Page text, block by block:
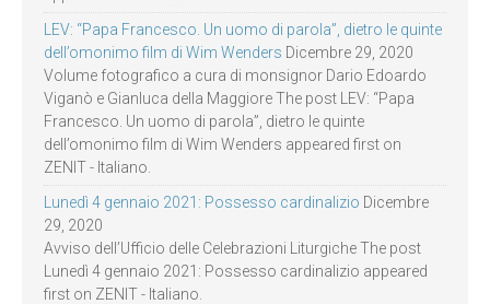
LEV: “Papa Francesco. Un uomo di parola”, dietro le quinte
dell’omonimo film di Wim Wenders Dicembre 29, 2020
Volume fotografico a cura di monsignor Dario Edoardo
Viganò e Gianluca della Maggiore The post LEV: “Papa
Francesco. Un uomo di parola”, dietro le quinte
dell’omonimo film di Wim Wenders appeared first on
ZENIT - Italiano.
Lunedì 4 gennaio 2021: Possesso cardinalizio Dicembre
29, 2020
Avviso dell’Ufficio delle Celebrazioni Liturgiche The post
Lunedì 4 gennaio 2021: Possesso cardinalizio appeared
first on ZENIT - Italiano.